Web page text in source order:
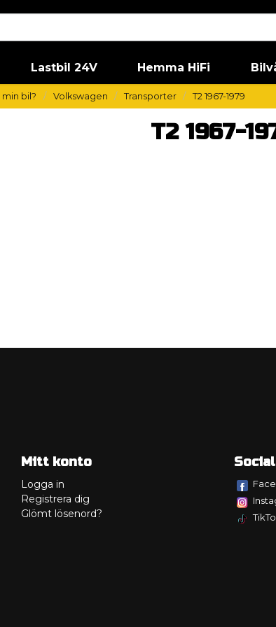
Lastbil 24V Hemma HiFi
min bil? Volkswagen Transporter T2 1967-1979
T2 1967-
Mitt konto
Logga in
Registrera dig
Glömt lösenord?